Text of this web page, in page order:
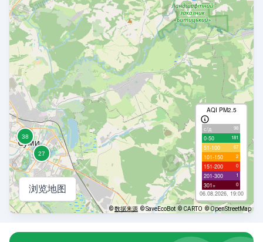
AQI PM2.5
с/д 98
0-50 181
51-100 67
101-150 2
151-200 0
201-300 1
301+ 0
06.08.2026, 19:00
浏览地图
©数据来源 © SaveEcoBot © CARTO © OpenStreetMap